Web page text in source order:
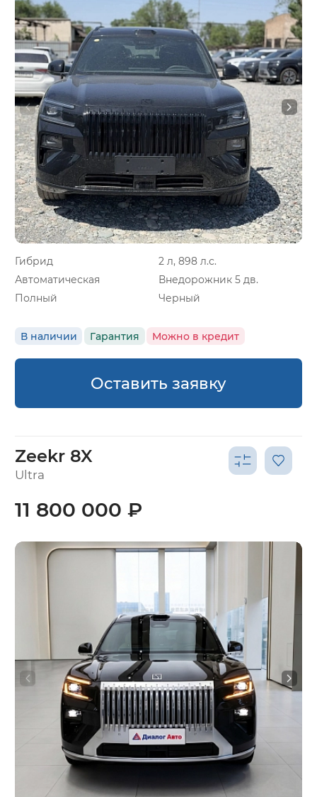
Гибрид
2 л, 898 л.с.
Автоматическая
Внедорожник 5 дв.
Полный
Черный
В наличии Гарантия Можно в кредит
Оставить заявку
Zeekr 8X
Ultra
11 800 000 ₽